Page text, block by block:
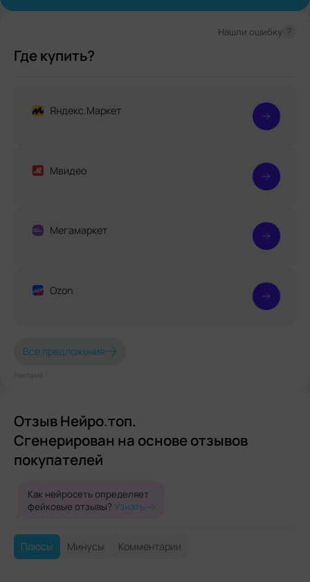
Где купить?
Нашли ошибку
Яндекс.Маркет
Мвидео
Мегамаркет
Ozon
Все предложения
Реклама⋮
Отзыв Нейро.топ.
Сгенерирован на основе отзывов
покупателей
Как нейросеть определяет
фейковые отзывы? Узнать
Плюсы Минусы Комментарии